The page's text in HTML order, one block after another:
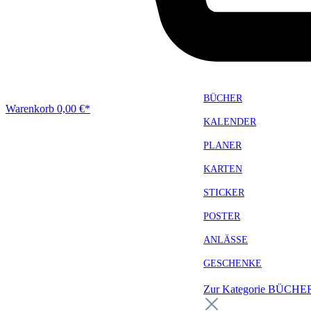
Warenkorb 0,00 €*
BÜCHER
KALENDER
PLANER
KARTEN
STICKER
POSTER
ANLÄSSE
GESCHENKE
Zur Kategorie